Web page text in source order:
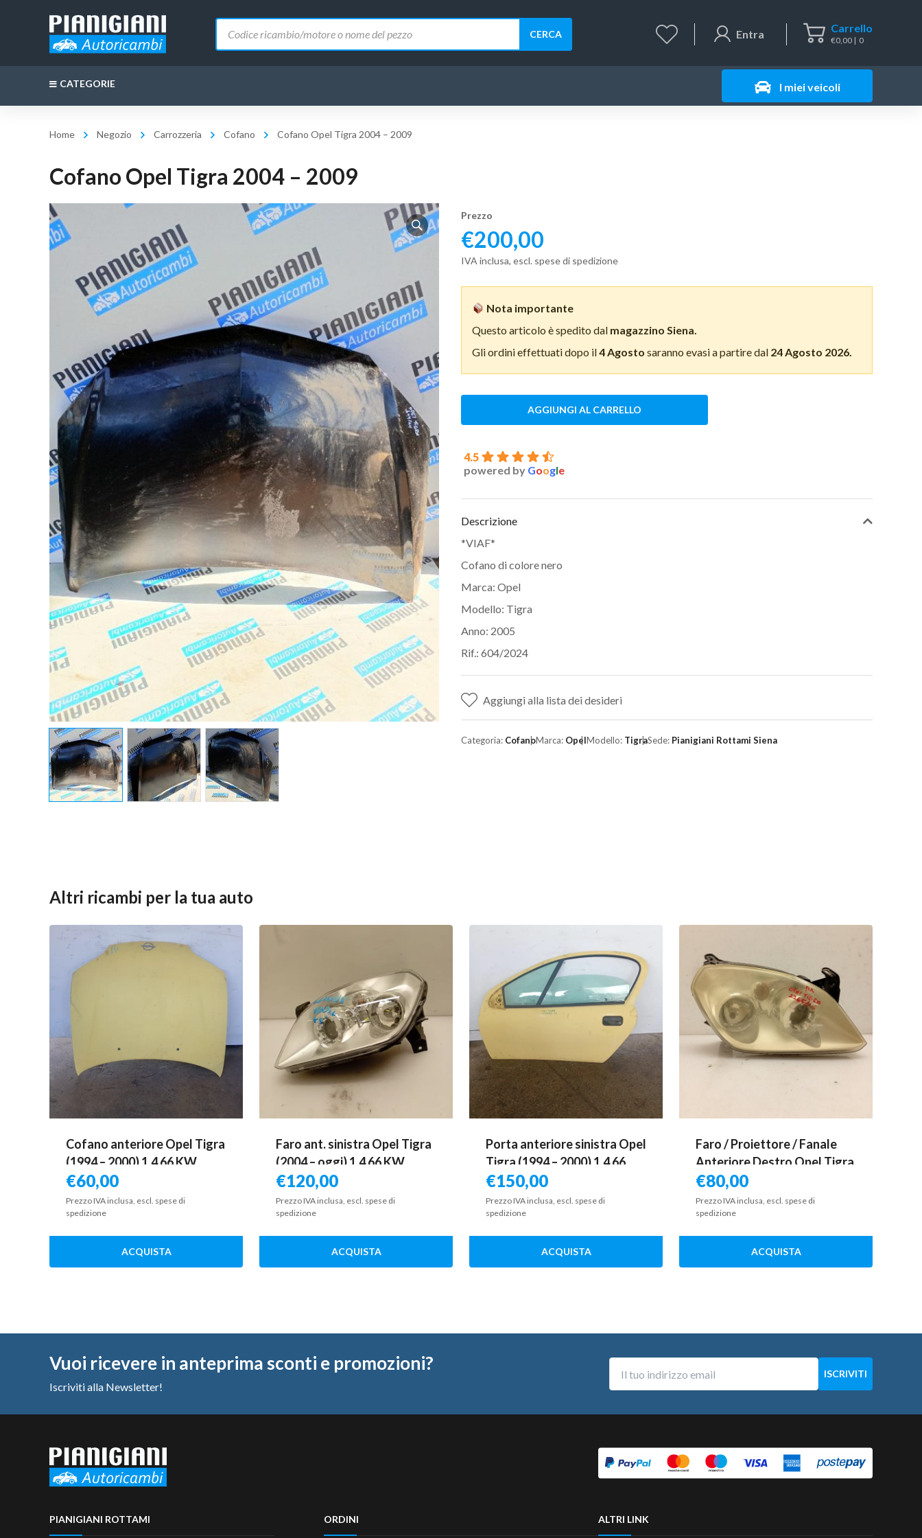
Carrello
€0,00 0
Entra
prodotti
CERCA
I miei veicoli
CATEGORIE
Home Negozio Carrozzeria Cofano Cofano Opel Tigra 2004 – 2009
Cofano Opel Tigra 2004 – 2009
Prezzo
€200,00
IVA inclusa, escl. spese di spedizione
Nota importante
Questo articolo è spedito dal magazzino Siena.
Gli ordini effettuati dopo il4 Agosto saranno evasi a partire dal 24 Agosto 2026.
AGGIUNGI AL CARRELLO
4.5
powered by Google
Descrizione
*VIAF*
Cofano di colore nero
Marca: Opel
Modello: Tigra
Anno: 2005
Rif.: 604/2024
Aggiungi alla lista dei desideri
Categoria: CofanoMarca: OpelModello: TigraSede: Pianigiani Rottami Siena
Altri ricambi per la tua auto
Cofano anteriore Opel Tigra
(1994 – 2000) 1.4 66 KW
benzina 90481141 X14XE
€60,00
Prezzo IVA inclusa, escl. spese di
spedizione
ACQUISTA
Faro ant. sinistra Opel Tigra
(2004 – oggi) 1.4 66 KW
benzina 93164317 Z14XEP
€120,00
Prezzo IVA inclusa, escl. spese di
spedizione
ACQUISTA
Porta anteriore sinistra Opel
Tigra (1994 – 2000) 1.4 66
KW benzina 9115361 X14XE
€150,00
Prezzo IVA inclusa, escl. spese di
spedizione
ACQUISTA
Faro / Proiettore / Fanale
Anteriore Destro Opel Tigra
2004 – 2009
€80,00
Prezzo IVA inclusa, escl. spese di
spedizione
ACQUISTA
Vuoi ricevere in anteprima sconti e promozioni?
Iscriviti alla Newsletter!
PIANIGIANI ROTTAMI ORDINI ALTRI LINK